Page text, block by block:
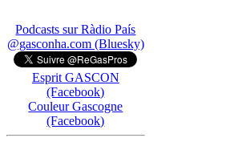
Podcasts sur Ràdio País
@gasconha.com (Bluesky)
Esprit GASCON
(Facebook)
Couleur Gascogne
(Facebook)